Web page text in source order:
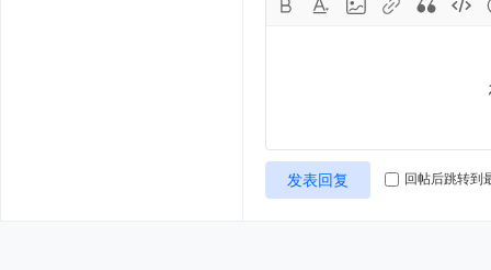
发表回复 回帖后跳转到